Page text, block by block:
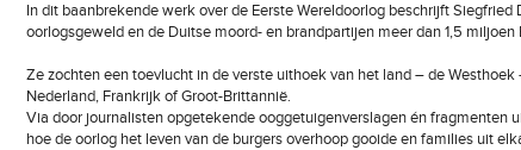
In dit baanbrekende werk over de Eerste Wereldoorlog beschrijft Siegfried
oorlogsgeweld en de Duitse moord- en brandpartijen meer dan 1,5 miljoen
Ze zochten een toevlucht in de verste uithoek van het land – de
Nederland, Frankrijk of Groot-Brittannië.
Via door journalisten opgetekende ooggetuigenverslagen én fragmenten
hoe de oorlog het leven van de burgers overhoop gooide en families uit